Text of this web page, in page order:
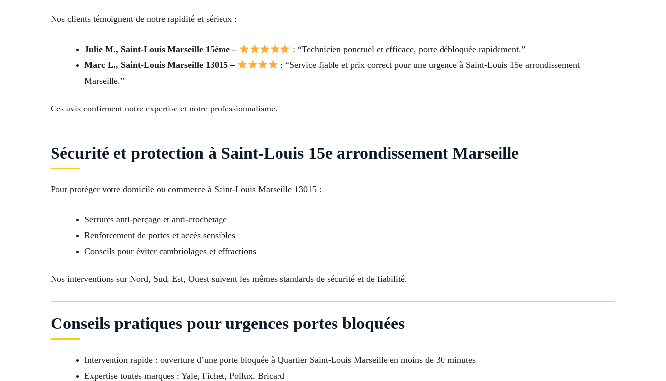
Nos clients témoignent de notre rapidité et sérieux :
Julie M., Saint-Louis Marseille 15ème –
: “Technicien ponctuel et efficace, porte débloquée rapidement.”
Marc L., Saint-Louis Marseille 13015 –
: “Service fiable et prix correct pour une urgence à Saint-Louis 15e arrondissement
Marseille.”
Ces avis confirment notre expertise et notre professionnalisme.
Sécurité et protection à Saint-Louis 15e arrondissement Marseille
Pour protéger votre domicile ou commerce à Saint-Louis Marseille 13015 :
Serrures anti-perçage et anti-crochetage
Renforcement de portes et accès sensibles
Conseils pour éviter cambriolages et effractions
Nos interventions sur Nord, Sud, Est, Ouest suivent les mêmes standards de sécurité et de fiabilité.
Conseils pratiques pour urgences portes bloquées
Intervention rapide : ouverture d’une porte bloquée à Quartier Saint-Louis Marseille en moins de 30 minutes
Expertise toutes marques : Yale, Fichet, Pollux, Bricard